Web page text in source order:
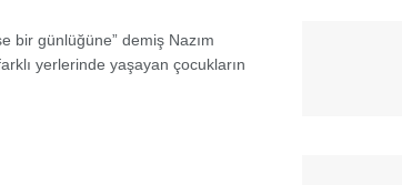
bir günlüğüne” demiş Nazım
yerlerinde yaşayan çocukların